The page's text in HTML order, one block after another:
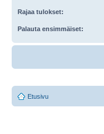
Rajaa tulokset:
Palauta ensimmäiset:
Etusivu